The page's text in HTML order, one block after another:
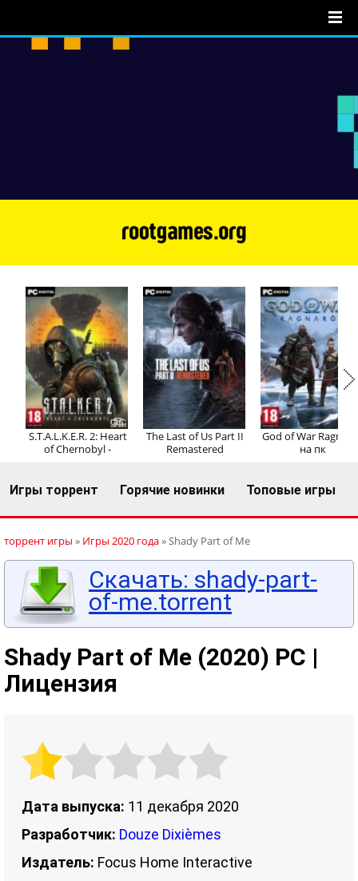
Регистрация Вход
S.T.A.L.K.E.R. 2: Heart
of Chernobyl -
The Last of Us Part II
Remastered
God of War
на пк
Игры торрент Горячие новинки Топовые игры
торрент игры » Игры 2020 года» Shady Part of Me
Скачать: shady-part-
of-me.torrent
Shady Part of Me (2020) PC |
Лицензия
Дата выпуска: 11 декабря 2020
Разработчик: Douze Dixièmes
Издатель: Focus Home Interactive